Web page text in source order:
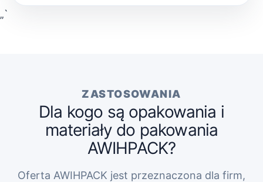
„`
ZASTOSOWANIA
Dla kogo są opakowania i
materiały do pakowania
AWIHPACK?
Oferta AWIHPACK jest przeznaczona dla firm,